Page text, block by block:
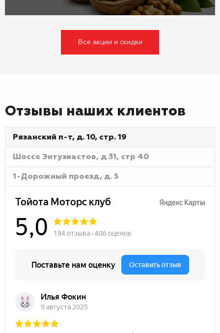
Все акции и скидки
Отзывы наших клиентов
Рязанский п-т, д. 10, стр. 19
Шоссе Энтузиастов, д 31, стр 40
1-Дорожный проезд, д. 5